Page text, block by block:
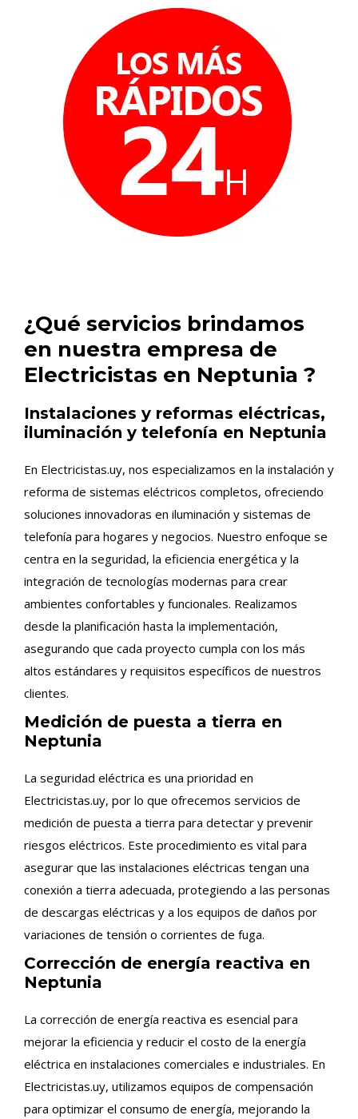
¿Qué servicios brindamos
en nuestra empresa de
Electricistas en Neptunia ?
Instalaciones y reformas eléctricas,
iluminación y telefonía en Neptunia
En Electricistas.uy, nos especializamos en la instalación y
reforma de sistemas eléctricos completos, ofreciendo
soluciones innovadoras en iluminación y sistemas de
telefonía para hogares y negocios. Nuestro enfoque se
centra en la seguridad, la eficiencia energética y la
integración de tecnologías modernas para crear
ambientes confortables y funcionales. Realizamos
desde la planificación hasta la implementación,
asegurando que cada proyecto cumpla con los más
altos estándares y requisitos específicos de nuestros
clientes.
Medición de puesta a tierra en
Neptunia
La seguridad eléctrica es una prioridad en
Electricistas.uy, por lo que ofrecemos servicios de
medición de puesta a tierra para detectar y prevenir
riesgos eléctricos. Este procedimiento es vital para
asegurar que las instalaciones eléctricas tengan una
conexión a tierra adecuada, protegiendo a las personas
de descargas eléctricas y a los equipos de daños por
variaciones de tensión o corrientes de fuga.
Corrección de energía reactiva en
Neptunia
La corrección de energía reactiva es esencial para
mejorar la eficiencia y reducir el costo de la energía
eléctrica en instalaciones comerciales e industriales. En
Electricistas.uy, utilizamos equipos de compensación
para optimizar el consumo de energía, mejorando la